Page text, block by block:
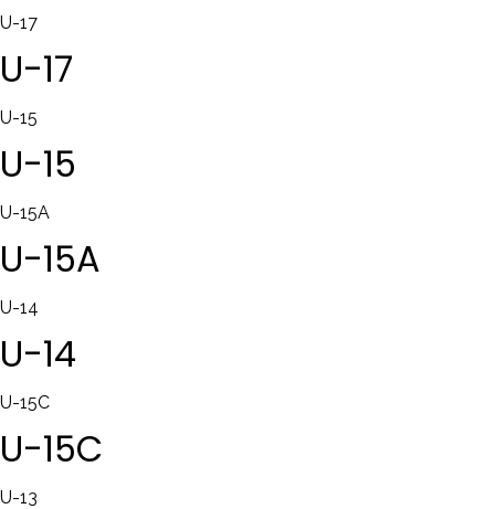
U-17
U-17
U-15
U-15
U-15A
U-15A
U-14
U-14
U-15C
U-15C
U-13